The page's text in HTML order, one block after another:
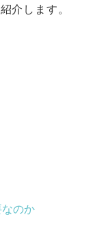
介します。
のか